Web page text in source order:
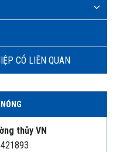
CÓ LIÊN QUAN
thủy VN